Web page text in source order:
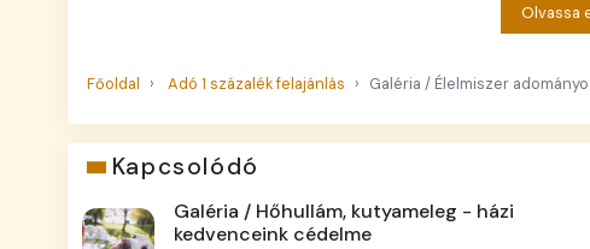
Olvassa
Főoldal Adó 1 százalék felajánlás Galéria / Élelmiszer
Kapcsolódó
Galéria / Hőhullám, kutyameleg - házi
kedvenceink cédelme